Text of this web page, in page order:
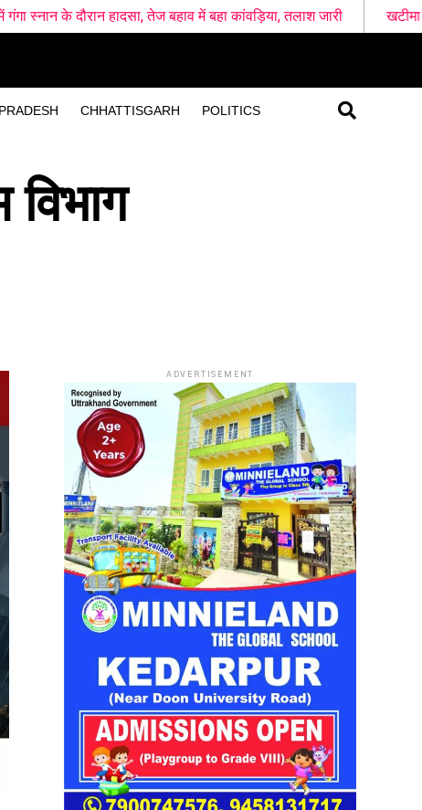
CHHATTISGARH POLITICS
तेज बहाव में बहा कांवड़िया, तलाश जारी खटीमा रेलवे स्टेशन के पास
ADVERTISEMENT